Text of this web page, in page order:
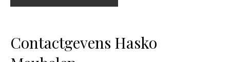
Contactgevens Hasko